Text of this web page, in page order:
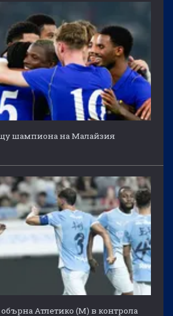
шампиона на Малайзия
Атлетико (М) в контрола